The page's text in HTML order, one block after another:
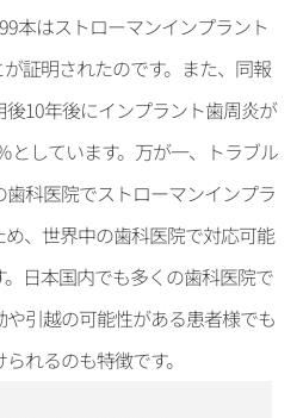
本はストローマンインプラント
証明されたのです。また、同報
10年後にインプラント歯周炎が
としています。万が一、トラブル
科医院でストローマンインプラ
、世界中の歯科医院で対応可能
日本国内でも多くの歯科医院で
引越の可能性がある患者様でも
れるのも特徴です。